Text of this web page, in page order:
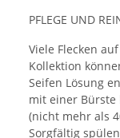
PFLEGE UND
Viele Flecken
Kollektion
Seifen Lösung
mit einer Bürste
(nicht mehr als
Sorgfältig